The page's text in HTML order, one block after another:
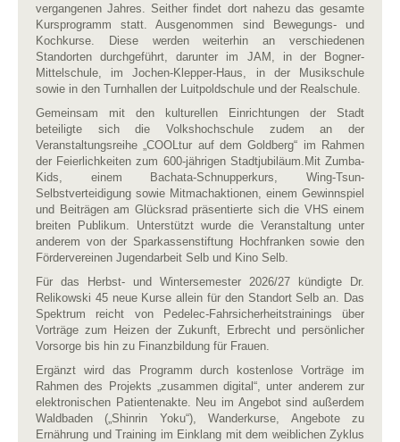
vergangenen Jahres. Seither findet dort nahezu das gesamte
Kursprogramm statt. Ausgenommen sind Bewegungs- und
Kochkurse. Diese werden weiterhin an verschiedenen
Standorten durchgeführt, darunter im JAM, in der Bogner-
Mittelschule, im Jochen-Klepper-Haus, in der Musikschule
sowie in den Turnhallen der Luitpoldschule und der Realschule.
Gemeinsam mit den kulturellen Einrichtungen der Stadt
beteiligte sich die Volkshochschule zudem an der
Veranstaltungsreihe „COOLtur auf dem Goldberg“ im Rahmen
der Feierlichkeiten zum 600-jährigen Stadtjubiläum.Mit Zumba-
Kids, einem Bachata-Schnupperkurs, Wing-Tsun-
Selbstverteidigung sowie Mitmachaktionen, einem Gewinnspiel
und Beiträgen am Glücksrad präsentierte sich die VHS einem
breiten Publikum. Unterstützt wurde die Veranstaltung unter
anderem von der Sparkassenstiftung Hochfranken sowie den
Fördervereinen Jugendarbeit Selb und Kino Selb.
Für das Herbst- und Wintersemester 2026/27 kündigte Dr.
Relikowski 45 neue Kurse allein für den Standort Selb an. Das
Spektrum reicht von Pedelec-Fahrsicherheitstrainings über
Vorträge zum Heizen der Zukunft, Erbrecht und persönlicher
Vorsorge bis hin zu Finanzbildung für Frauen.
Ergänzt wird das Programm durch kostenlose Vorträge im
Rahmen des Projekts „zusammen digital“, unter anderem zur
elektronischen Patientenakte. Neu im Angebot sind außerdem
Waldbaden („Shinrin Yoku“), Wanderkurse, Angebote zu
Ernährung und Training im Einklang mit dem weiblichen Zyklus